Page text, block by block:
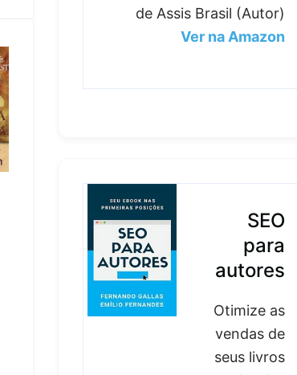
de Assis Brasil (Autor)
Ver na Amazon
SEO
para
autores
Otimize as
vendas de
seus livros